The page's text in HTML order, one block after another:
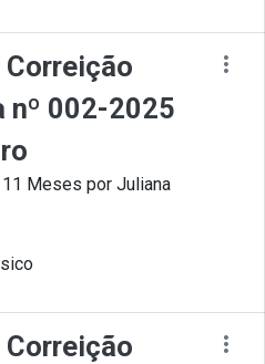
Correição
nº 002-2025
Meses por Juliana
Correição